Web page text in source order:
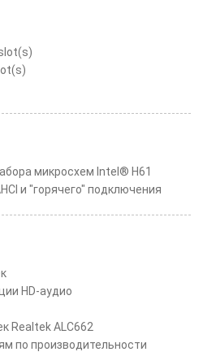
микросхем Intel® H61
и "горячего" подключения
HD-аудио
Realtek ALC662
по производительности